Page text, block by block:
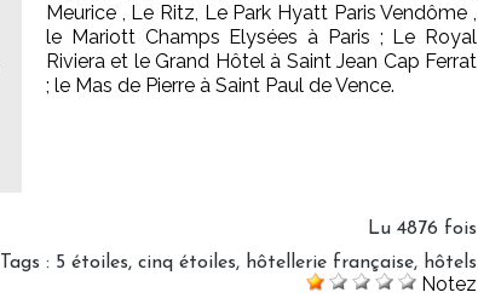
Meurice , Le Ritz, Le Park Hyatt Paris Vendôme ,
le Mariott Champs Elysées à Paris ; Le Royal
Riviera et le Grand Hôtel à Saint Jean Cap Ferrat
; le Mas de Pierre à Saint Paul de Vence.
Lu 4876 fois
Tags : 5 étoiles, cinq étoiles, hôtellerie française, hôtels
Notez